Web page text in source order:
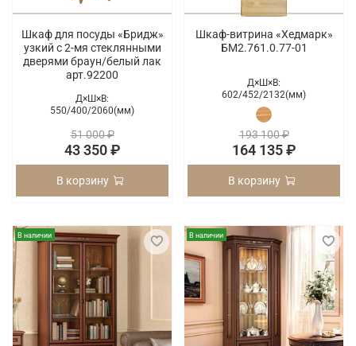
Шкаф для посуды «Бридж»
узкий с 2-мя стеклянными
дверями браун/белый лак
арт.92200
Д×Ш×В:
550/400/2060(мм)
51 000 ₽
43 350 ₽
В корзину
Шкаф-витрина «Хедмарк»
БМ2.761.0.77-01
Д×Ш×В:
602/452/2132(мм)
193 100 ₽
164 135 ₽
В корзину
В наличии В наличии